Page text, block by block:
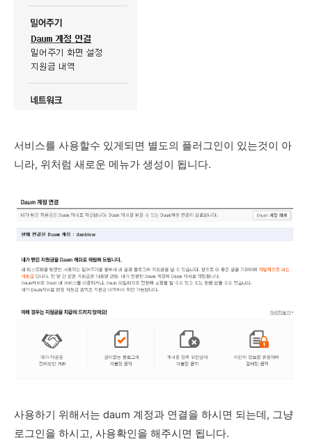
서비스를 사용할수 있게되면 별도의 플러그인이 있는것이 아
니라, 위처럼 새로운 메뉴가 생성이 됩니다.
사용하기 위해서는 daum 계정과 연결을 하시면 되는데, 그냥
로그인을 하시고, 사용확인을 해주시면 됩니다.